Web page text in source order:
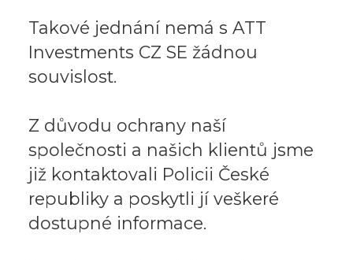
Takové jednání nemá s ATT
Investments CZ SE žádnou
souvislost.
Z důvodu ochrany naší
společnosti a našich klientů jsme
již kontaktovali Policii České
republiky a poskytli jí veškeré
dostupné informace.